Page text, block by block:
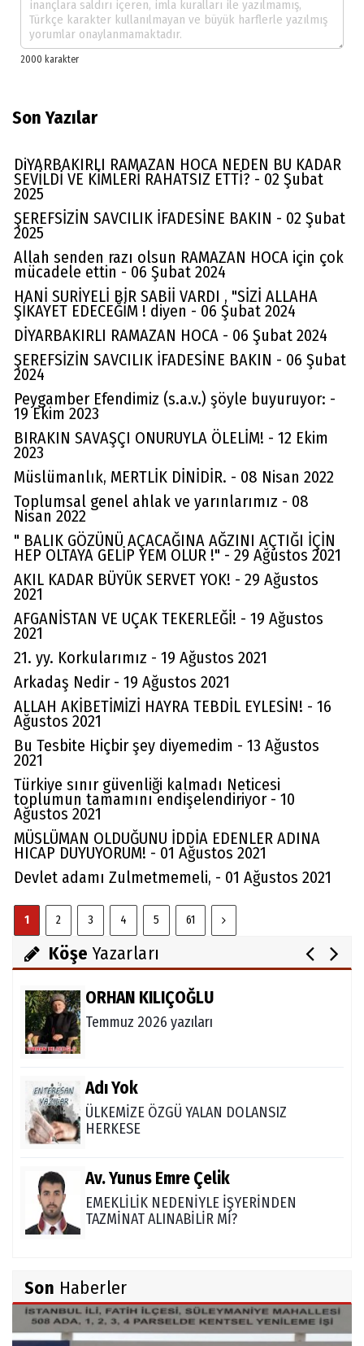
Son Yazılar
DiYARBAKIRLI RAMAZAN HOCA NEDEN BU KADAR
SEVİLDİ VE KİMLERİ RAHATSIZ ETTİ? - 02 Şubat
2025
ŞEREFSİZİN SAVCILIK İFADESİNE BAKIN - 02 Şubat
2025
Allah senden razı olsun RAMAZAN HOCA için çok
mücadele ettin - 06 Şubat 2024
HANİ SURİYELİ BİR SABİİ VARDI , "SİZİ ALLAHA
ŞİKAYET EDECEĞİM ! diyen - 06 Şubat 2024
DİYARBAKIRLI RAMAZAN HOCA - 06 Şubat 2024
ŞEREFSİZİN SAVCILIK İFADESİNE BAKIN - 06 Şubat
2024
Peygamber Efendimiz (s.a.v.) şöyle buyuruyor: -
19 Ekim 2023
BIRAKIN SAVAŞÇI ONURUYLA ÖLELİM! - 12 Ekim
2023
Müslümanlık, MERTLİK DİNİDİR. - 08 Nisan 2022
Toplumsal genel ahlak ve yarınlarımız - 08
Nisan 2022
" BALIK GÖZÜNÜ AÇACAĞINA AĞZINI AÇTIĞI İÇİN
HEP OLTAYA GELİP YEM OLUR !" - 29 Ağustos 2021
AKIL KADAR BÜYÜK SERVET YOK! - 29 Ağustos
2021
AFGANİSTAN VE UÇAK TEKERLEĞİ! - 19 Ağustos
2021
21. yy. Korkularımız - 19 Ağustos 2021
Arkadaş Nedir - 19 Ağustos 2021
ALLAH AKİBETİMİZİ HAYRA TEBDİL EYLESİN! - 16
Ağustos 2021
Bu Tesbite Hiçbir şey diyemedim - 13 Ağustos
2021
Türkiye sınır güvenliği kalmadı Neticesi
toplumun tamamını endişelendiriyor - 10
Ağustos 2021
MÜSLÜMAN OLDUĞUNU İDDİA EDENLER ADINA
HICAP DUYUYORUM! - 01 Ağustos 2021
Devlet adamı Zulmetmemeli, - 01 Ağustos 2021
1 2 3 4 5 61
Köşe Yazarları
Av. Cemil Can
FARELERİ DİNLEMEYİN!..
Abdullah Gözaydın
ALLAH cc. MUCİZE YARATMAZ.
ORHAN KILIÇOĞLU
Temmuz 2026 yazıları
Adı Yok
ÜLKEMİZE ÖZGÜ YALAN DOLANSIZ
HERKESE
Av. Yunus Emre Çelik
EMEKLİLİK NEDENİYLE İŞYERİNDEN
TAZMİNAT ALINABİLİR Mİ?
TÜRK DEVLETLERİ TEŞKİLATI'NI ANLAMAK
Son Haberler